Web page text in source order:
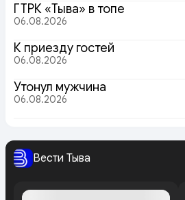
ГТРК «Тыва» в топе
06.08.2026
К приезду гостей
06.08.2026
Утонул мужчина
06.08.2026
Вести Тыва